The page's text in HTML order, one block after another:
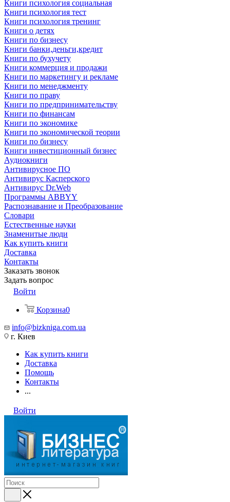
Книги психология социальная
Книги психология тест
Книги психология тренинг
Книги о детях
Книги по бизнесу
Книги банки,деньги,кредит
Книги по бухучету
Книги коммерция и продажи
Книги по маркетингу и рекламе
Книги по менеджменту
Книги по праву
Книги по предпринимательству
Книги по финансам
Книги по экономике
Книги по экономической теории
Книги по бизнесу
Книги инвестиционный бизнес
Аудиокниги
Антивирусное ПО
Антивирус Касперского
Антивирус Dr.Web
Программы ABBYY
Распознавание и Преобразование
Словари
Естественные науки
Знаменитые люди
Как купить книги
Доставка
Контакты
Заказать звонок
Задать вопрос
Войти
Корзина0
info@bizkniga.com.ua
г. Киев
Как купить книги
Доставка
Помощь
Контакты
...
Войти